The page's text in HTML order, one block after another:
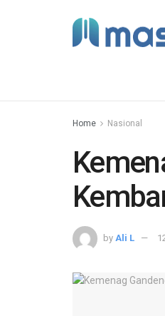
Home Nasional
by Ali L